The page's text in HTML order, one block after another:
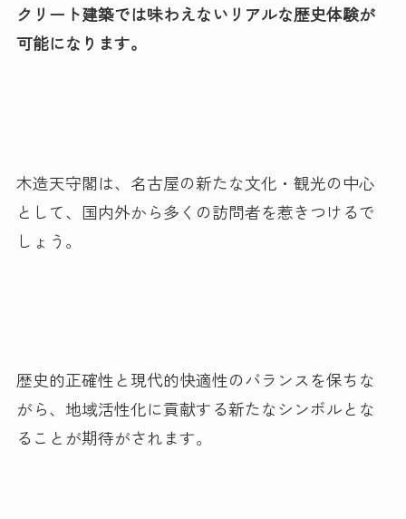
クリート建築では味わえないリアルな歴史体験が
可能になります。
木造天守閣は、名古屋の新たな文化・観光の中心
として、国内外から多くの訪問者を惹きつけるで
しょう。
歴史的正確性と現代的快適性のバランスを保ちな
がら、地域活性化に貢献する新たなシンボルとな
ることが期待がされます。